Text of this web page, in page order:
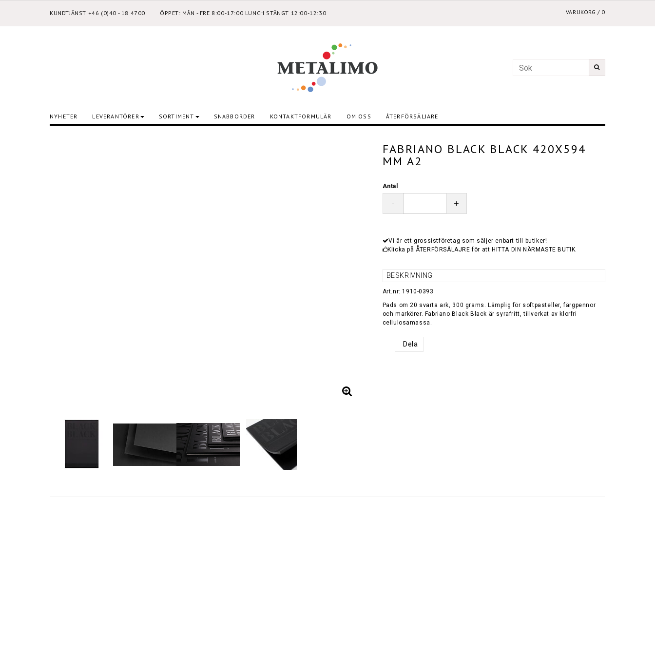
KUNDTJÄNST +46 (0)40 - 18 4700 ÖPPET: MÅN - FRE 8:00-17:00 LUNCH STÄNGT 12:00-12:30 VARUKORG / 0
NYHETER LEVERANTÖRER SORTIMENT SNABBORDER KONTAKTFORMULÄR OM OSS ÅTERFÖRSÄLJARE
FABRIANO BLACK BLACK 420X594
MM A2
Antal
- +
Vi är ett grossistföretag som säljer enbart till butiker!
Klicka på ÅTERFÖRSÄLAJRE för att HITTA DIN NÄRMASTE BUTIK.
BESKRIVNING
Art.nr: 1910-0393
Pads om 20 svarta ark, 300 grams. Lämplig för softpasteller, färgpennor
och markörer. Fabriano Black Black är syrafritt, tillverkat av klorfri
cellulosamassa.
Dela